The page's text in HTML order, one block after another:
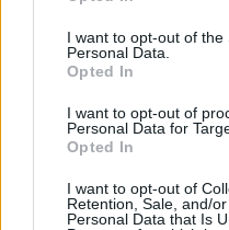
I want to opt-out of the
Personal Data.
Opted In
I want to opt-out of
Personal Data for
Opted In
I want to opt-out of
Retention, Sale, and/
Personal Data that Is
32 laipsnių šilumos
Žinios | Orai
Nufilmavo, kaip patvino
Žinios | Lietuvos diena